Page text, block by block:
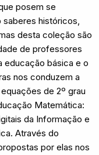
posem se
saberes históricos,
desta coleção são
de professores
educação básica e o
nos conduzem a
de 2º grau
Matemática:
da Informação e
Através do
por elas nos